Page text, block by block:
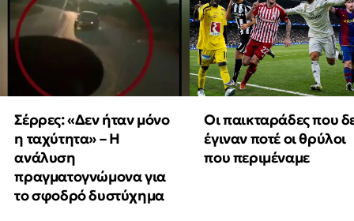
Σέρρες: «Δεν ήταν μόνο
η ταχύτητα» – Η
ανάλυση
πραγματογνώμονα για
το σφοδρό δυστύχημα
Οι παικταράδες που
έγιναν ποτέ οι θρύλοι
που περιμέναμε